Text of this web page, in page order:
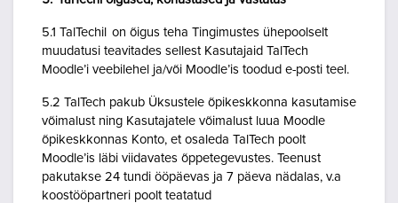
5.1 TalTechil on õigus teha Tingimustes ühepoolselt
muudatusi teavitades sellest Kasutajaid TalTech
Moodle’i veebilehel ja/või Moodle’is toodud e-posti teel.
5.2 TalTech pakub Üksustele õpikeskkonna kasutamise
võimalust ning Kasutajatele võimalust luua Moodle
õpikeskkonnas Konto, et osaleda TalTech poolt
Moodle’is läbi viidavates õppetegevustes. Teenust
pakutakse 24 tundi ööpäevas ja 7 päeva nädalas, v.a
koostööpartneri poolt teatatud